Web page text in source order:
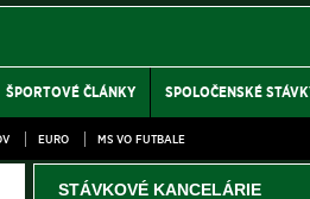
ŠPORTOVÉ ČLÁNKY SPOLOČENSKÉ
EURO MS VO FUTBALE
STÁVKOVÉ KANCELÁRIE